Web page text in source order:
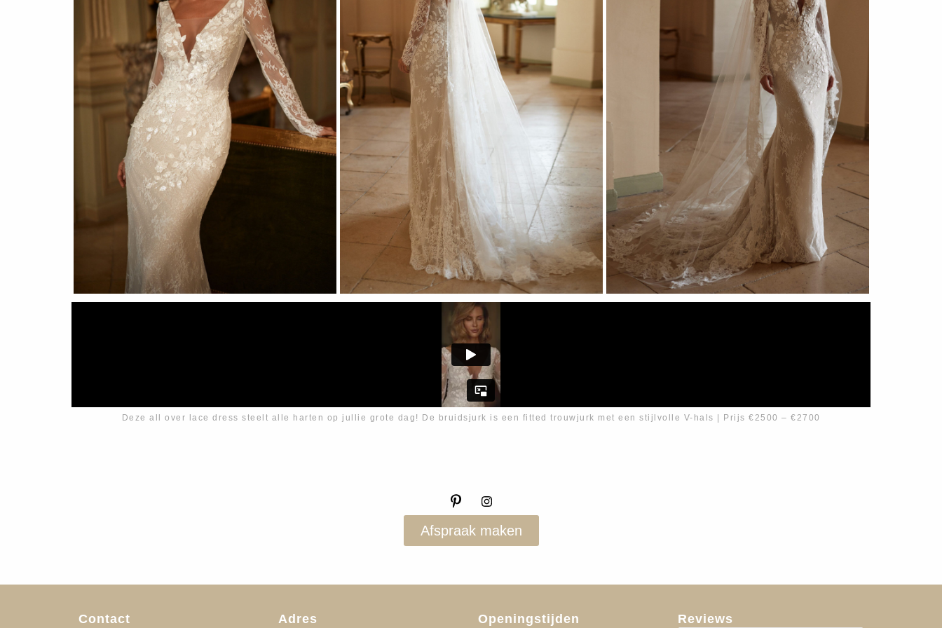
Deze all over lace dress steelt alle harten op jullie grote dag! De bruidsjurk is een fitted trouwjurk met een stijlvolle V-hals | Prijs €2500 – €2700
Afspraak maken
Contact Adres Openingstijden Reviews